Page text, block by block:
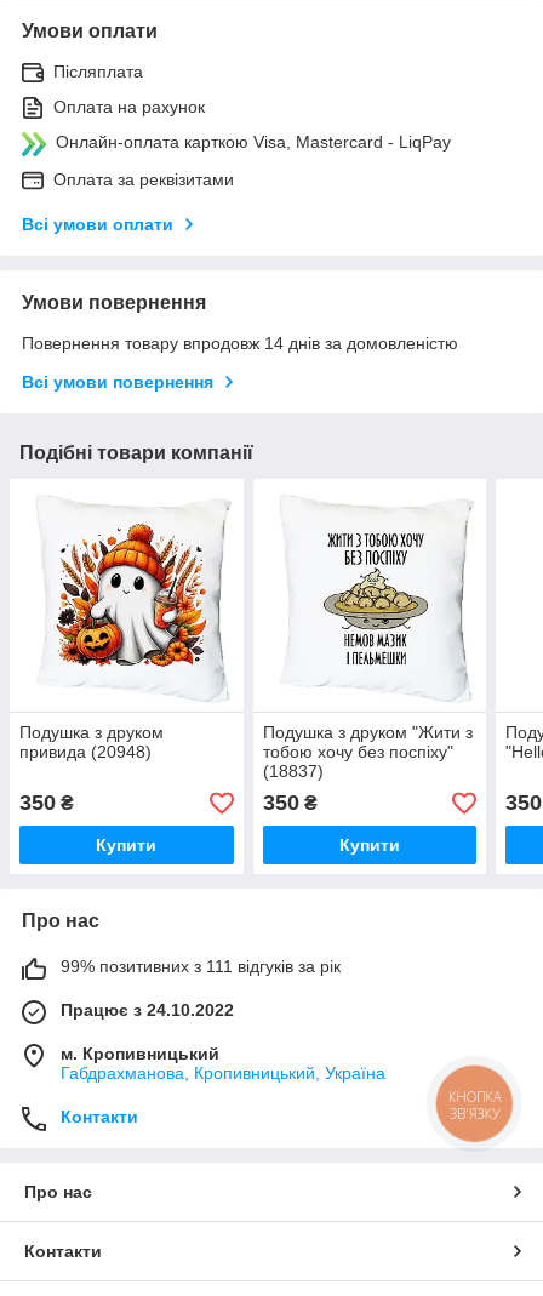
Умови оплати
Післяплата
Оплата на рахунок
Онлайн-оплата карткою Visa, Mastercard - LiqPay
Оплата за реквізитами
Всі умови оплати
Умови повернення
Повернення товару впродовж 14 днів за домовленістю
Всі умови повернення
Подібні товари компанії
Подушка з друком
привида (20948)
350 ₴
Купити
Подушка з друком "Жити з
тобою хочу без поспіху"
(18837)
350₴
Купити
350
Про нас
99% позитивних з 111 відгуків за рік
Працює з 24.10.2022
м. Кропивницький
Габдрахманова, Кропивницький, Україна
Контакти
Про нас
Контакти
КНОПКА
ЗВ'ЯЗКУ